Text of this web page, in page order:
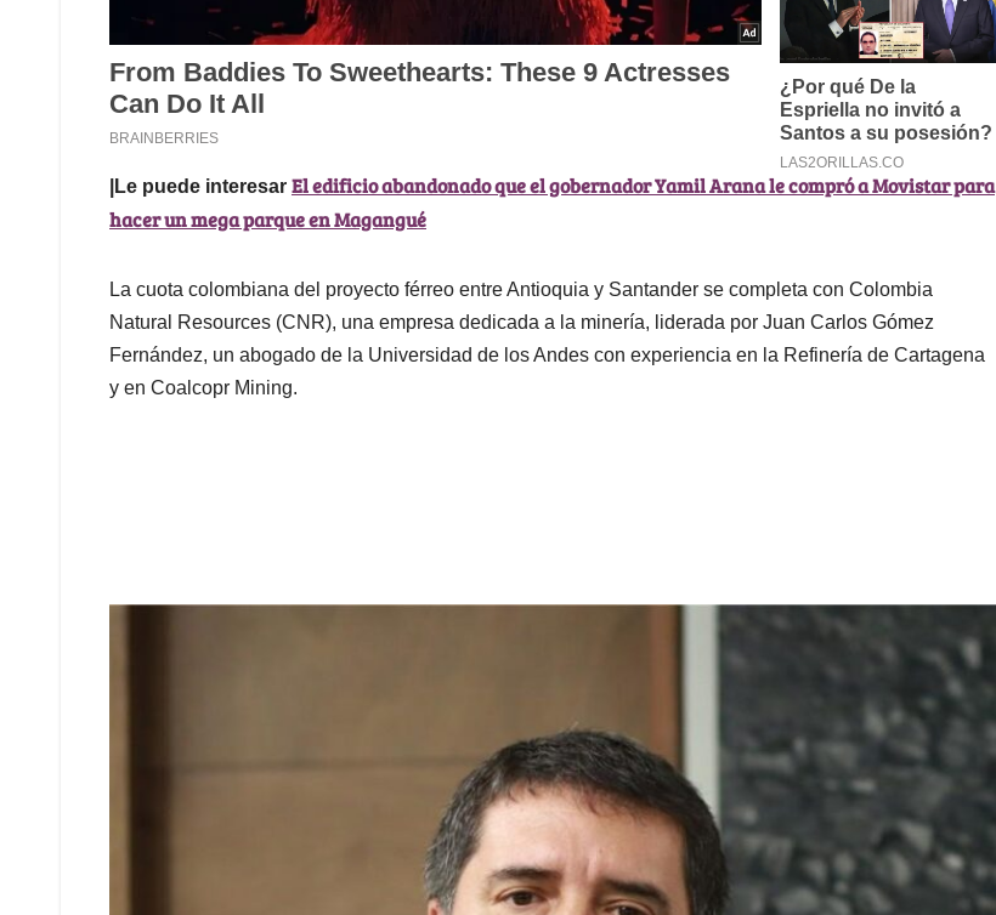
|Le puede interesar El edificio abandonado que el gobernador Yamil Arana le compró a Movistar para
hacer un mega parque en Magangué
La cuota colombiana del proyecto férreo entre Antioquia y Santander se completa con Colombia
Natural Resources (CNR), una empresa dedicada a la minería, liderada por Juan Carlos Gómez
Fernández, un abogado de la Universidad de los Andes con experiencia en la Refinería de Cartagena
y en Coalcopr Mining.